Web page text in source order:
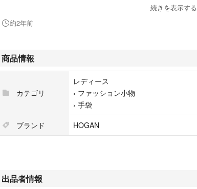
全部剥がして下さい。本体のベルセイムは問題無いのでグローブ
用と割り切ってご使用ください。訳ありをご理解した方のみご購
メーカー：株式会社ベンホーガン Ben Hogan
価格：２，０００円(税別)
タイプ：右手用 レディース用 全天候タイプ
素材：ベルセイム・プレイメイト(合成皮革)
●有効期限が過ぎる前のポイントの消費に是非どうぞ。
続きを表示する
約2年前
商品情報
カテゴリ
レディース
› ファッション小物
› 手袋
ブランド
HOGAN
出品者情報